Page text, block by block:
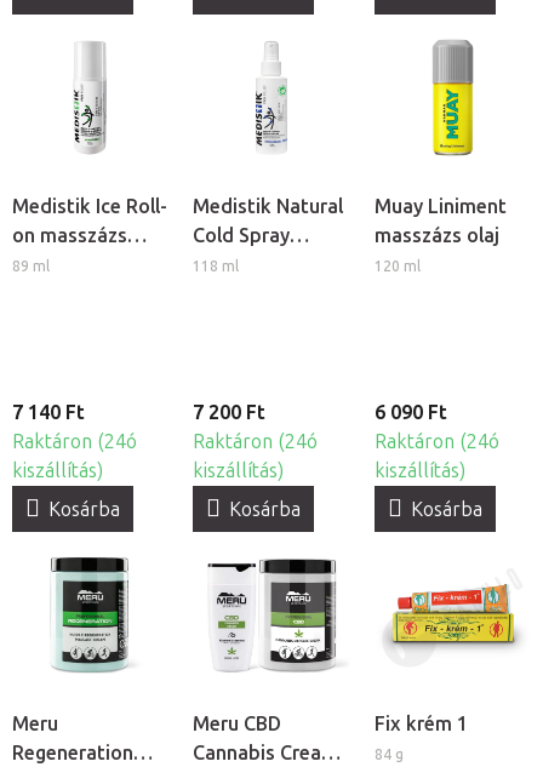
Medistik Ice Roll-
on masszázs
készítmény
89 ml
7 140 Ft
Raktáron (24ó
kiszállítás)
Kosárba
Medistik Natural
Cold Spray
masszázs
118 ml
7 200 Ft
Raktáron (24ó
kiszállítás)
Kosárba
Muay Liniment
masszázs olaj
120 ml
6 090 Ft
Raktáron (24ó
kiszállítás)
Kosárba
Meru
Regeneration
Meru CBD
Cannabis Cream
Fix krém 1
84 g